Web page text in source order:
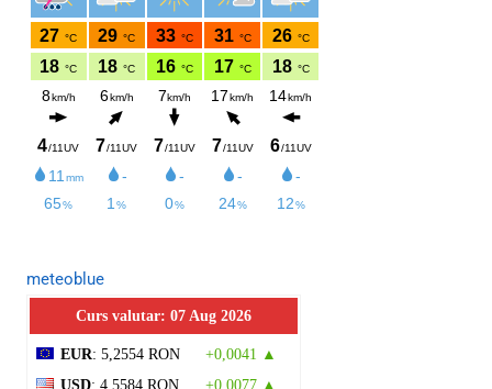
meteoblue
Curs valutar: 07 Aug 2026
EUR: 5,2554 RON
+0,0041 ▲
USD: 4,5584 RON +0,0077 ▲